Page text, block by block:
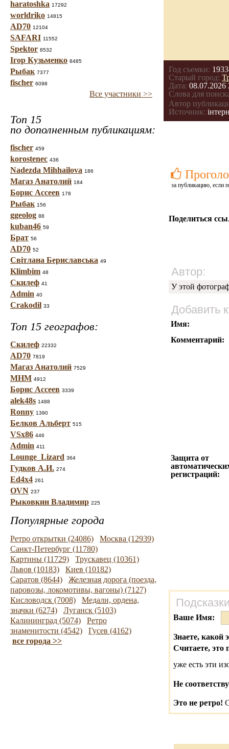
haratoshka 17292
worldriko 14815
AD70 12104
SAFARI 11552
Spektor 8532
Ігор Кузьменко 8485
Рыбак 7377
fischer 6098
Все участники >>
Топ 15
по дополненным публикациям:
fischer 459
korostenec 436
Nadezda Mihhailova 186
Магаз Анатолий 184
Борис Ассеев 178
Рыбак 156
ggeolog 88
kuban46 59
Брат 56
AD70 52
Світлана Бериславська 49
Klimbim 48
Скилеф 41
Admin 40
Crakodil 33
Топ 15 географов:
Скилеф 22332
AD70 7819
Магаз Анатолий 7529
МНМ 4912
Борис Ассеев 3339
alek48s 1488
Ronny 1390
Белков Альберт 515
VSx86 446
Admin 411
Lounge_Lizard 364
Гудков А.И. 274
Ed4x4 261
OVN 237
Рыковкин Владимир 225
Популярные города
Ретро открытки (24086)
Москва (12939)
Санкт-Петербург (11780)
Картины (11729)
Трускавец (10361)
Львов (10183)
Киев (10182)
Саратов (8644)
Железная дорога (поезда,
паровозы, локомотивы, вагоны) (7127)
Кисловодск (7008)
Медали, ордена,
значки (6274)
Луганск (5103)
Калининград (5074)
Ретро
знаменитости (4542)
Гусев (4162)
все города >>
Год съемки:
Старый город:
Дата: 08.07.2026
Слова для
Автор
Источник:
за публикацию, если
Поделиться
Автор:
У этой
Добавить
Имя:
Комментарий:
Защита от
регистраций:
Ваше Имя:
Знаете, какой
Считаете, это
уже есть эти
Не
Это не ретро!